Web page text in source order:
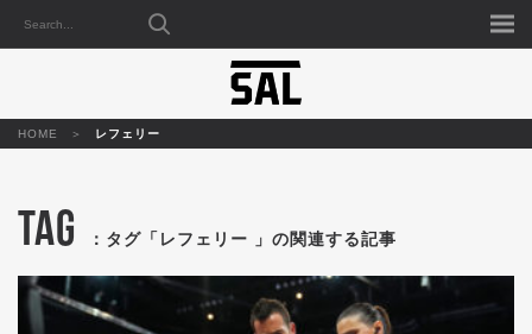
HOME レフェリー
TAG ：タグ「レフェリー 」の関連する記事